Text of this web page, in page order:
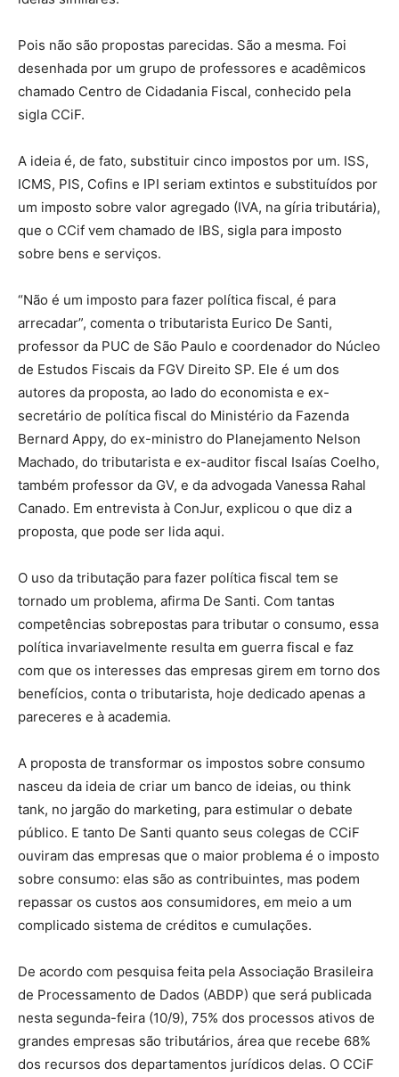
Pois não são propostas parecidas. São a mesma. Foi
desenhada por um grupo de professores e acadêmicos
chamado Centro de Cidadania Fiscal, conhecido pela
sigla CCiF.
A ideia é, de fato, substituir cinco impostos por um. ISS,
ICMS, PIS, Cofins e IPI seriam extintos e substituídos por
um imposto sobre valor agregado (IVA, na gíria tributária),
que o CCif vem chamado de IBS, sigla para imposto
sobre bens e serviços.
“Não é um imposto para fazer política fiscal, é para
arrecadar”, comenta o tributarista Eurico De Santi,
professor da PUC de São Paulo e coordenador do Núcleo
de Estudos Fiscais da FGV Direito SP. Ele é um dos
autores da proposta, ao lado do economista e ex-
secretário de política fiscal do Ministério da Fazenda
Bernard Appy, do ex-ministro do Planejamento Nelson
Machado, do tributarista e ex-auditor fiscal Isaías Coelho,
também professor da GV, e da advogada Vanessa Rahal
Canado. Em entrevista à ConJur, explicou o que diz a
proposta, que pode ser lida aqui.
O uso da tributação para fazer política fiscal tem se
tornado um problema, afirma De Santi. Com tantas
competências sobrepostas para tributar o consumo, essa
política invariavelmente resulta em guerra fiscal e faz
com que os interesses das empresas girem em torno dos
benefícios, conta o tributarista, hoje dedicado apenas a
pareceres e à academia.
A proposta de transformar os impostos sobre consumo
nasceu da ideia de criar um banco de ideias, ou think
tank, no jargão do marketing, para estimular o debate
público. E tanto De Santi quanto seus colegas de CCiF
ouviram das empresas que o maior problema é o imposto
sobre consumo: elas são as contribuintes, mas podem
repassar os custos aos consumidores, em meio a um
complicado sistema de créditos e cumulações.
De acordo com pesquisa feita pela Associação Brasileira
de Processamento de Dados (ABDP) que será publicada
nesta segunda-feira (10/9), 75% dos processos ativos de
grandes empresas são tributários, área que recebe 68%
dos recursos dos departamentos jurídicos delas. O CCiF